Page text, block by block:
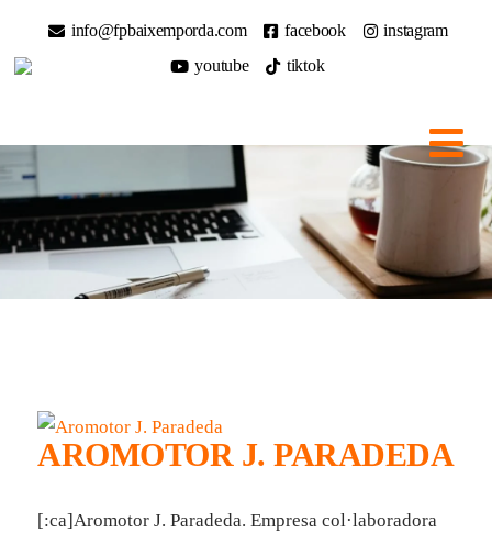
info@fpbaixemporda.com facebook
instagram
youtube
tiktok
AROMOTOR J. PARADEDA
[:ca]Aromotor J. Paradeda. Empresa col·laboradora